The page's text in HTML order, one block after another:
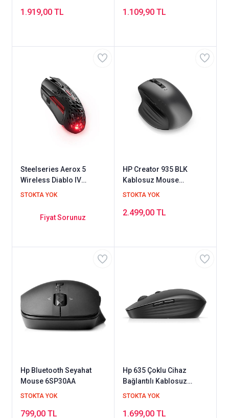
1.919,00 TL 1.109,90 TL
Steelseries Aerox 5
Wireless Diablo IV
Edition Mouse
STOKTA YOK
Fiyat Sorunuz
HP Creator 935 BLK
Kablosuz Mouse
1D0K8AA
STOKTA YOK
2.499,00 TL
Hp Bluetooth Seyahat
Mouse 6SP30AA
STOKTA YOK
799,00 TL
Hp 635 Çoklu Cihaz
Bağlantılı Kablosuz
Mouse Siyah 1D0K2AA
STOKTA YOK
1.699,00 TL